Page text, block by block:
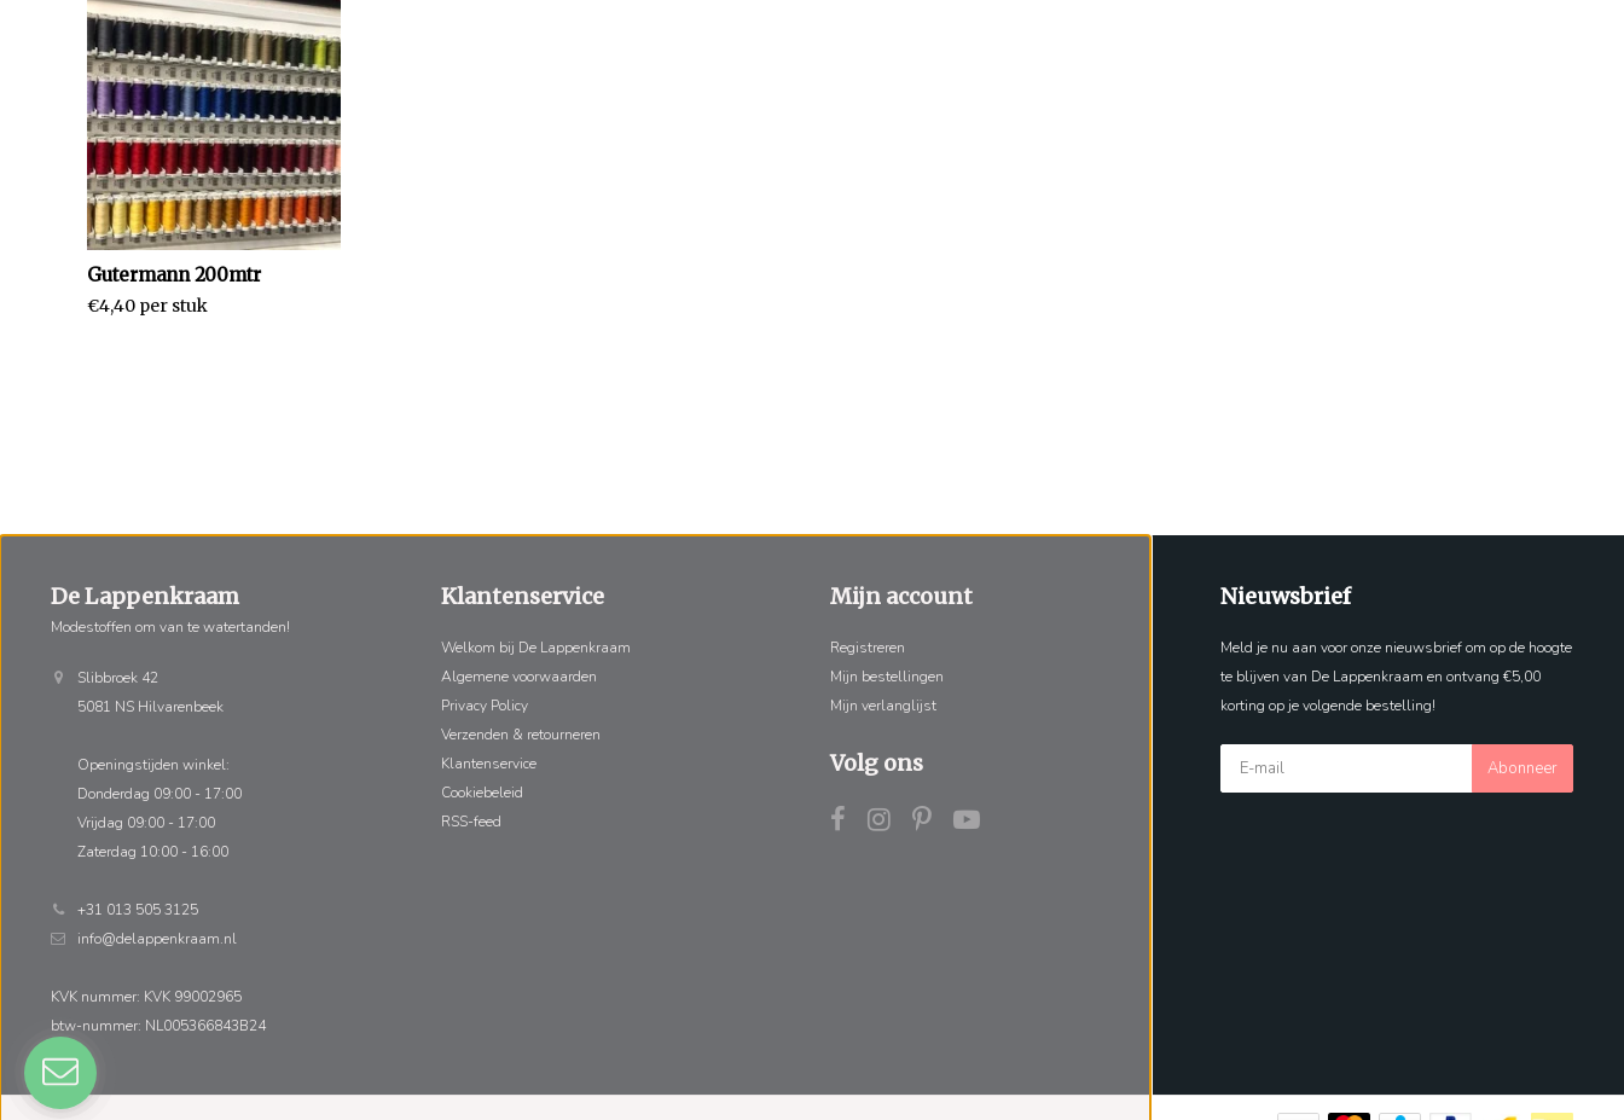
Gutermann 200mtr
€4,40 per stuk
De Lappenkraam
Modestoffen om van te watertanden!
Slibbroek 42
5081 NS Hilvarenbeek
Openingstijden winkel:
Donderdag 09:00 - 17:00
Vrijdag 09:00 - 17:00
Zaterdag 10:00 - 16:00
+31 013 505 3125
info@delappenkraam.nl
KVK nummer: KVK 99002965
btw-nummer: NL005366843B24
Klantenservice
Welkom bij De Lappenkraam
Algemene voorwaarden
Privacy Policy
Verzenden & retourneren
Klantenservice
Cookiebeleid
RSS-feed
Mijn account
Registreren
Mijn bestellingen
Mijn verlanglijst
Volg ons
Nieuwsbrief
Meld je nu aan voor onze nieuwsbrief om op de hoogte
te blijven van De Lappenkraam en ontvang €5,00
korting op je volgende bestelling!
Abonneer